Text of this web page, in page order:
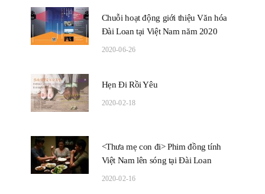
Chuỗi hoạt động giới thiệu Văn hóa
Đài Loan tại Việt Nam năm 2020
2020-06-26
Hẹn Đi Rồi Yêu
2020-02-18
<Thưa mẹ con đi> Phim đồng tính
Việt Nam lên sóng tại Đài Loan
2020-02-16